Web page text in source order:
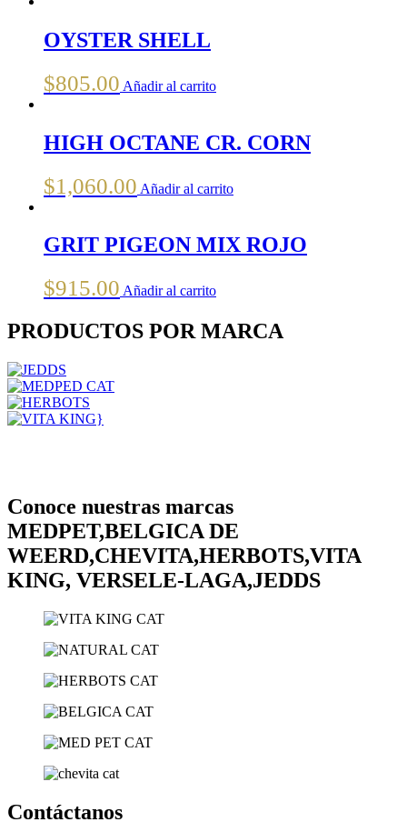
OYSTER SHELL
$805.00 Añadir al carrito
HIGH OCTANE CR. CORN
$1,060.00 Añadir al carrito
GRIT PIGEON MIX ROJO
$915.00 Añadir al carrito
PRODUCTOS POR MARCA
Conoce nuestras marcas
MEDPET,BELGICA DE
WEERD,CHEVITA,HERBOTS,VITA
KING, VERSELE-LAGA,JEDDS
Contáctanos